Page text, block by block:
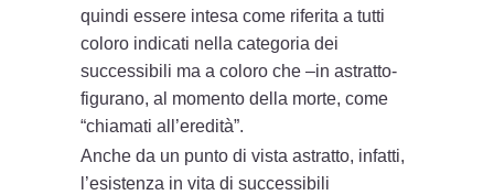
quindi essere intesa come riferita a tutti
coloro indicati nella categoria dei
successibili ma a coloro che –in astratto-
figurano, al momento della morte, come
“chiamati all’eredità”.
Anche da un punto di vista astratto, infatti,
l’esistenza in vita di successibili